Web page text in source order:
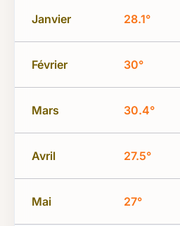
Janvier 28.1°
Février 30°
Mars 30.4°
Avril 27.5°
Mai 27°